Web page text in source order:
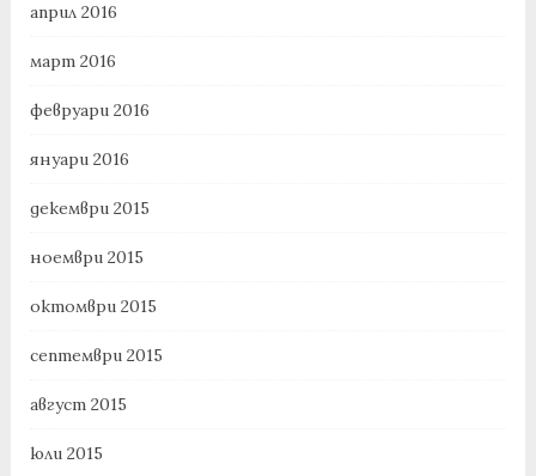
април 2016
март 2016
февруари 2016
януари 2016
декември 2015
ноември 2015
октомври 2015
септември 2015
август 2015
юли 2015